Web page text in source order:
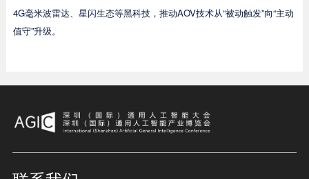
4G毫米波雷达、星闪生态等黑科技，推动AOV技术从“被动触发”向“主动
值守”升级。